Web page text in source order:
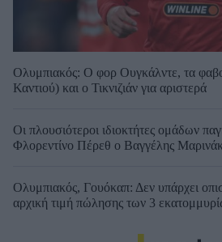
Ολυμπιακός: Ο φορ Ουγκάλντε, τα
Καντιού) και ο Τικνιζιάν για αριστερά
Οι πλουσιότεροι ιδιοκτήτες ομάδων
Φλορεντίνο Πέρεθ ο Βαγγέλης
Ολυμπιακός, Γουόκαπ: Δεν υπάρχει
αρχική τιμή πώλησης των 3